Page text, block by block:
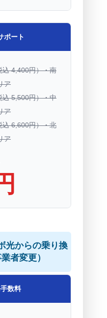
ポート
込 4,400円）・南
ア
込 5,500円）・中
ア
込 6,600円）・北
ア
光からの乗り換
者変更）
数料